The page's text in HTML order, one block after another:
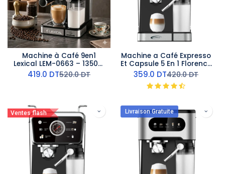
Machine à Café 9en1
Lexical LEM-0663 – 1350W
– 20 Bars
419.0 DT520.0DT
Machine a Café Expresso
Et Capsule 5 En 1 Florence
1350W
359.0 DT420.0DT
Ventes flash Livraison Gratuite